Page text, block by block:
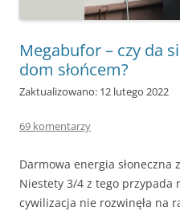
Megabufor – czy da
dom słońcem?
Zaktualizowano: 12 lutego 2022
69 komentarzy
Darmowa energia słoneczna
Niestety 3/4 z tego przypada
cywilizacja nie rozwinęła na